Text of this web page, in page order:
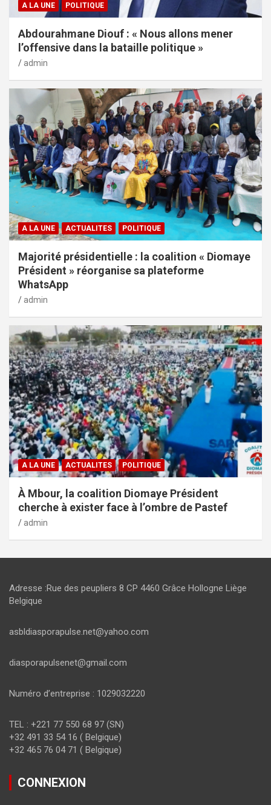
A LA UNE POLITIQUE
Abdourahmane Diouf : « Nous allons mener
l’offensive dans la bataille politique »
admin
A LA UNE ACTUALITES POLITIQUE
Majorité présidentielle : la coalition « Diomaye
Président » réorganise sa plateforme
WhatsApp
admin
A LA UNE ACTUALITES POLITIQUE
À Mbour, la coalition Diomaye Président
cherche à exister face à l’ombre de Pastef
admin
Adresse :Rue des peupliers 8 CP 4460 Grâce Hollogne Liège
Belgique
asbldiasporapulse.net@yahoo.com
diasporapulsenet@gmail.com
Numéro d’entreprise : 1029032220
TEL : +221 77 550 68 97 (SN)
+32 491 33 54 16 ( Belgique)
+32 465 76 04 71 ( Belgique)
CONNEXION